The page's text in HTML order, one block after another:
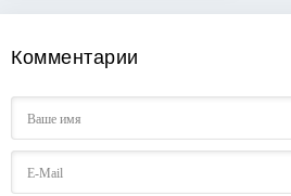
Комментарии